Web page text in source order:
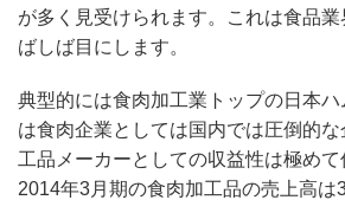
が多く見受けられます。これは食品
ばしば目にします。
典型的には食肉加工業トップの日本
は食肉企業としては国内では圧倒的
工品メーカーとしての収益性は極めて
2014年3月期の食肉加工品の売上高は